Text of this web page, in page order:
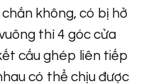
không, có bị hở
thì 4 góc cửa
cấu ghép liên tiếp
có thể chịu được